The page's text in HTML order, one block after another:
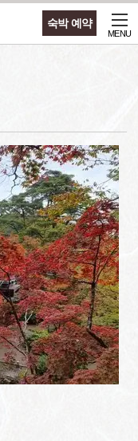
숙박 예약
MENU